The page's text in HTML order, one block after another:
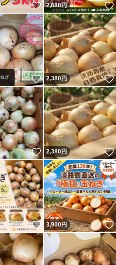
いいね！
2,680円
いいね！
2,380円
いいね！
2,380円
いいね！
3,900円